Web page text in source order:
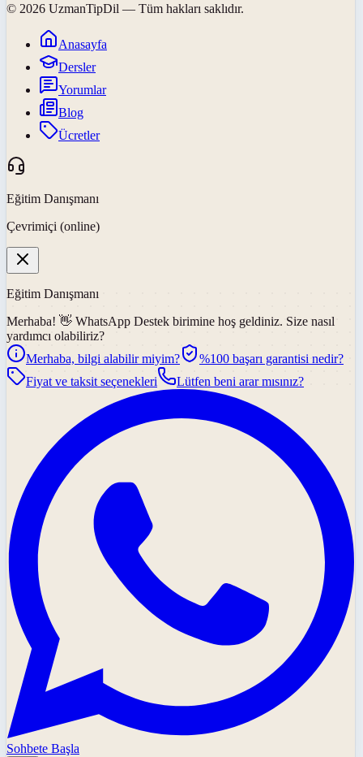
© 2026 UzmanTipDil — Tüm hakları saklıdır.
Anasayfa
Dersler
Yorumlar
Blog
Ücretler
Eğitim Danışmanı
Çevrimiçi (online)
Eğitim Danışmanı
Merhaba! 👋 WhatsApp Destek birimine hoş geldiniz. Size nasıl
yardımcı olabiliriz?
Merhaba, bilgi alabilir miyim?
%100 başarı garantisi nedir?
Fiyat ve taksit seçenekleri
Lütfen beni arar mısınız?
Sohbete Başla